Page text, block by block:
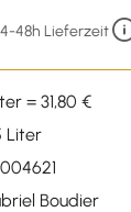
48h Lieferzeit
= 31,80 €
Liter
Boudier